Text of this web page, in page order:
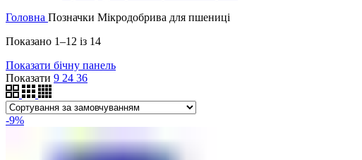
Головна Позначки Мікродобрива для пшениці
Показано 1–12 із 14
Показати бічну панель
Показати 9 24 36
-9%